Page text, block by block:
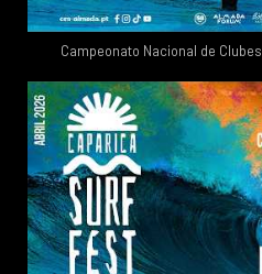
Campeonato Nacional de